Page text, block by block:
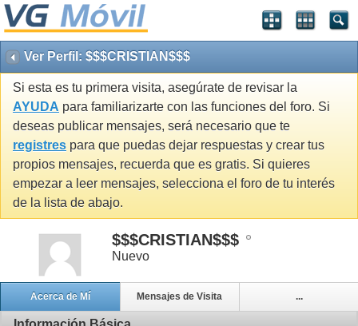
Ver Perfil: $$$CRISTIAN$$$
Si esta es tu primera visita, asegúrate de revisar la
AYUDA para familiarizarte con las funciones del foro. Si
deseas publicar mensajes, será necesario que te
registres para que puedas dejar respuestas y crear tus
propios mensajes, recuerda que es gratis. Si quieres
empezar a leer mensajes, selecciona el foro de tu interés
de la lista de abajo.
$$$CRISTIAN$$$
Nuevo
Acerca de Mí Mensajes de Visita ...